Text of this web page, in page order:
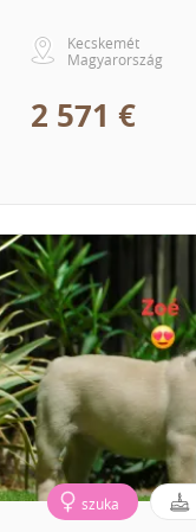
Kecskemét
Magyarország
2 571 €
szuka